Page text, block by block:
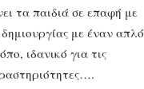
τα παιδιά σε επαφή με
με έναν απλό
ιδανικό για τις